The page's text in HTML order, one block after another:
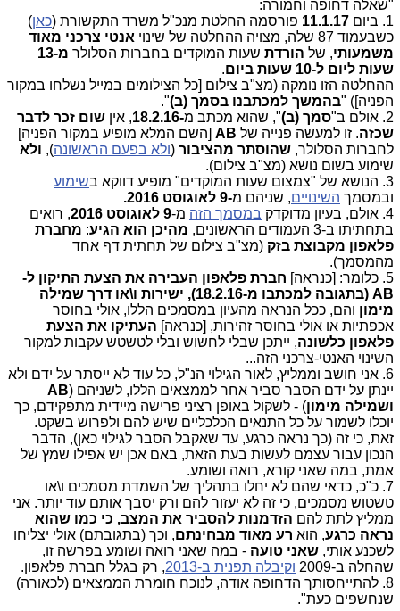
"שאלה דחופה וחמורה:
1. ביום
11.1.17 פורסמה החלטת מנכ"ל משרד התקשורת (כאן)
כשבעמוד 87 שלה, מצויה ההחלטה של שינוי
אנטי צרכני מאוד
משמעותי, של הורדת שעות המוקדים בחברות הסלולר
מ-13
שעות ליום ל-10 שעות ביום
.
ההחלטה הזו נומקה (מצ"ב צילום [כל הצילומים במייל נשלחו במקור
הפניה]) "בהמשך למכתבנו בסמך )ב)".
2. אולם ב"
סמך (ב)", שהוא מכתב מ-18.2.16 , אין שום זכר לדבר
שכזה. זו למעשה פנייה של AB [השם המלא מופיע במקור הפניה]
לחברות הסלולר, שהוסתר מהציבור (ולא בפעם הראשונה), ולא
שימוע בשום נושא (מצ"ב צילום).
3. הנושא של "צמצום שעות המוקדים" מופיע דווקא ב
שימוע
ובמסמך השינויים, שניהם מ-9 לאוגוסט 2016.
4. אולם, בעיון מדוקדק
במסמך הזה מ-9 לאוגוסט 2016
, רואים
בתחתיתו ב-3 העמודים הראשונים,
מהיכן הוא הגיע: מחברת
פלאפון מקבוצת בזק (מצ"ב צילום של תחתית דף אחד
מהמסמך).
5. כלומר: [כנראה]
חברת פלאפון העבירה את הצעת התיקון ל-
AB (בתגובה למכתבו מ-18.2.16), ישירות ו\או דרך שמילה
מימון והם, ככל הנראה מהעיון במסמכים הללו, אולי בחוסר
אכפתיות או אולי בחוסר זהירות, [כנראה] העתיקו את הצעת
פלאפון כלשונה, ייתכן שבלי לחשוש ובלי לטשטש עקבות למקור
השינוי האנטי-צרכני הזה...
6. אני חושב וממליץ, לאור הגילוי הנ"ל, כל עוד לא ייסתר על ידם ולא
יינתן על ידם הסבר סביר אחר לממצאים הללו, לשניהם (AB
ושמילה מימון) - לשקול באופן רציני פרישה מיידית מתפקידם, כך
יוכלו לשמור על כל התנאים הכלכליים שיש להם ולפרוש בשקט.
זאת, כי זה (כך נראה כרגע, עד שאקבל הסבר לגילוי כאן), הדבר
הנכון עבור עצמם לעשות בעת הזאת, באם אכן יש אפילו שמץ של
אמת, במה שאני קורא, רואה ושומע.
7. כ"כ, כדאי שהם לא יחלו בתהליך של השמדת מסמכים ו\או
טשטוש מסמכים, כי זה לא יעזור להם ורק יסבך אותם עוד יותר. אני
ממליץ לתת להם הזדמנות להסביר את המצב, כי כמו שהוא
נראה כרגע, הוא רע מאוד מבחינתם, וכך (בתגובתם) אולי יצליחו
לשכנע אותי, שאני טועה - במה שאני רואה ושומע בפרשה זו,
שהחלה ב-2009
וקיבלה תפנית ב-2013
, רק בגלל חברת פלאפון.
8. להתייחסותך הדחופה אודה, לנוכח חומרת הממצאים (לכאורה)
שנחשפים כעת".